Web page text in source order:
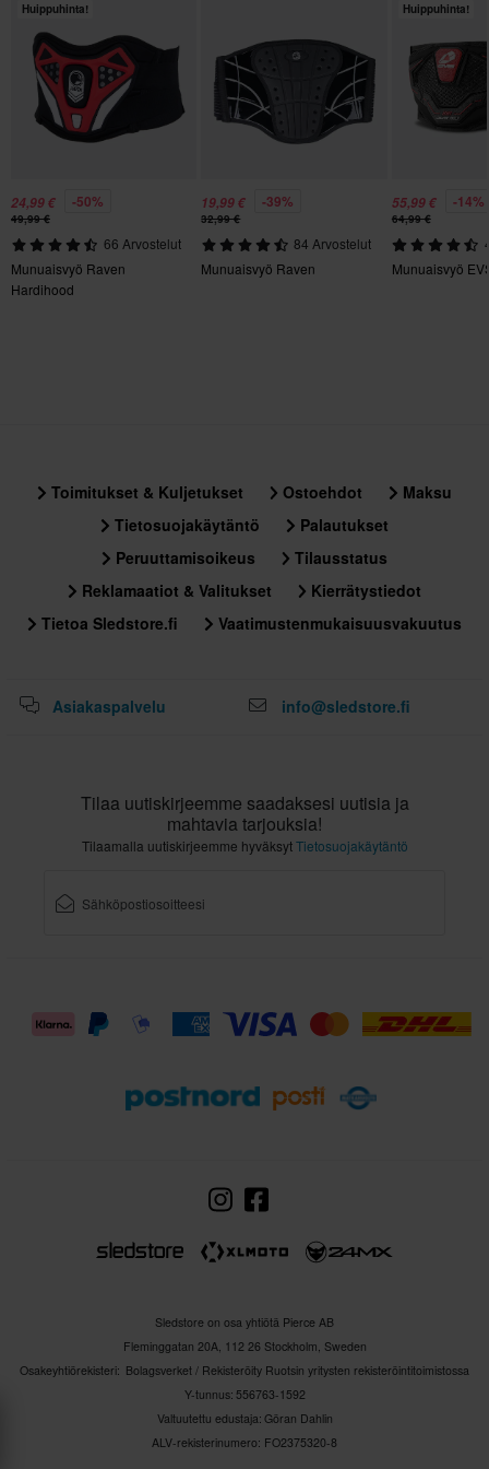
Huippuhinta!
24,99 € -50%
49,99 €
66 Arvostelut
Munuaisvyö Raven
Hardihood
19,99 € -39%
32,99 €
84 Arvostelut
Munuaisvyö Raven
Huippuhinta!
55,99 € -14%
64,99 €
Munuaisvyö
Toimitukset & Kuljetukset Ostoehdot
Maksu
Tietosuojakäytäntö
Palautukset
Peruuttamisoikeus
Tilausstatus
Reklamaatiot & Valitukset
Kierrätystiedot
Tietoa Sledstore.fi
Vaatimustenmukaisuusvakuutus
Asiakaspalvelu info@sledstore.fi
Tilaa uutiskirjeemme saadaksesi uutisia ja
mahtavia tarjouksia!
Tilaamalla uutiskirjeemme hyväksytTietosuojakäytäntö
Sledstore on osa yhtiötä Pierce AB
Fleminggatan 20A, 112 26 Stockholm, Sweden
Osakeyhtiörekisteri: Bolagsverket / Rekisteröity Ruotsin yritysten rekisteröintitoimistossa
Y-tunnus: 556763-1592
Valtuutettu edustaja: Göran Dahlin
ALV-rekisterinumero: FO2375320-8